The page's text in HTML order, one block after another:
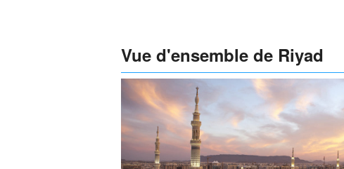
Vue d'ensemble de Riyad